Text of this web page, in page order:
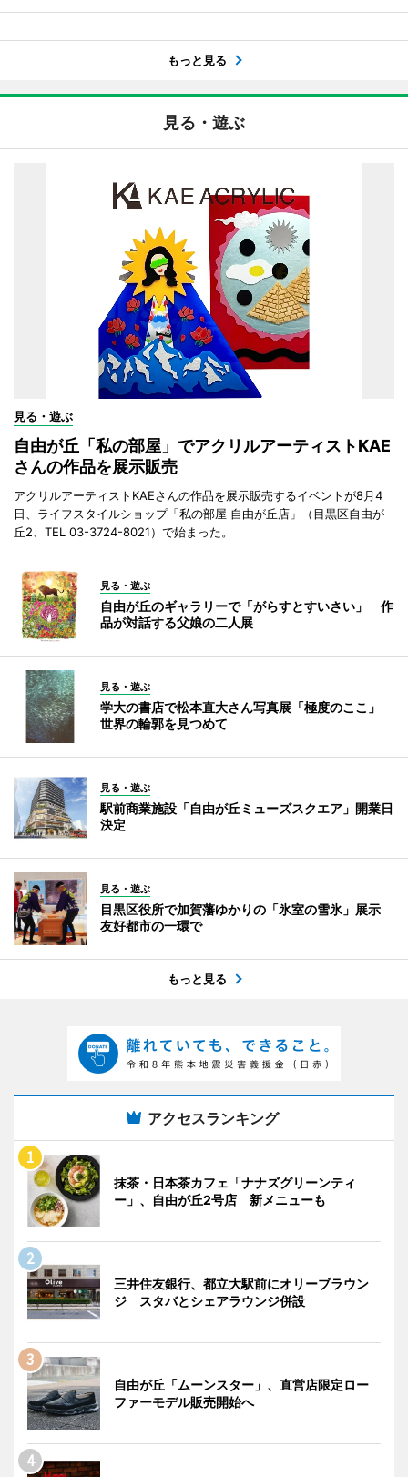
もっと見る
見る・遊ぶ
見る・遊ぶ
自由が丘「私の部屋」でアクリルアーティストKAE
さんの作品を展示販売
アクリルアーティストKAEさんの作品を展示販売するイベントが8月4
日、ライフスタイルショップ「私の部屋 自由が丘店」（目黒区自由が
丘2、TEL 03-3724-8021）で始まった。
見る・遊ぶ
自由が丘のギャラリーで「がらすとすいさい」 作
品が対話する父娘の二人展
見る・遊ぶ
学大の書店で松本直大さん写真展「極度のここ」
世界の輪郭を見つめて
見る・遊ぶ
駅前商業施設「自由が丘ミューズスクエア」開業日
決定
見る・遊ぶ
目黒区役所で加賀藩ゆかりの「氷室の雪氷」展示
友好都市の一環で
もっと見る
アクセスランキング
抹茶・日本茶カフェ「ナナズグリーンティ
ー」、自由が丘2号店 新メニューも
三井住友銀行、都立大駅前にオリーブラウン
ジ スタバとシェアラウンジ併設
自由が丘「ムーンスター」、直営店限定ロー
ファーモデル販売開始へ